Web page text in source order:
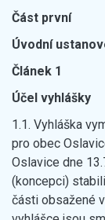
Část první
Úvodní
Článek 1
Účel vyhlášky
1.1. Vyhláška
pro obec
Oslavice dne
(koncepci)
části obsažené